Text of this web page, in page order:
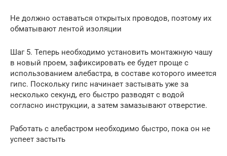
Не должно оставаться открытых проводов, поэтому их
обматывают лентой изоляции
Шаг 5. Теперь необходимо установить монтажную чашу
в новый проем, зафиксировать ее будет проще с
использованием алебастра, в составе которого имеется
гипс. Поскольку гипс начинает застывать уже за
несколько секунд, его быстро разводят с водой
согласно инструкции, а затем замазывают отверстие.
Работать с алебастром необходимо быстро, пока он не
успеет застыть